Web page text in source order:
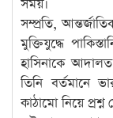
সময়।
সম্প্রতি,
মুক্তিযুদ্ধে
হাসিনাকে
তিনি বর্তমানে
কাঠামো নিয়ে